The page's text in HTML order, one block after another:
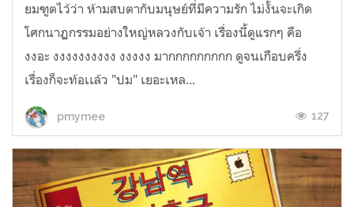
ยมฑูตไว้ว่า ห้ามสบตากับมนุษย์ที่มีความรัก ไม่งั้นจะเกิด
โศกนาฏกรรมอย่างใหญ่หลวงกับเจ้า เรื่องนี้ดูแรกๆ คือ
งงอะ งงงงงงงงงง งงงงง มากกกกกกกกก ดูจนเกือบครึ่ง
เรื่องก็จะท้อเเล้ว "ปม" เยอะเหล...
pmymee 127